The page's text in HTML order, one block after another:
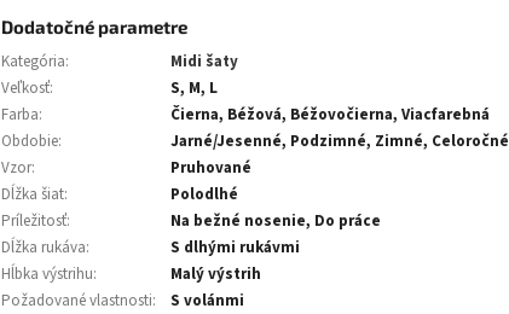
Dodatočné parametre
Kategória:
Midi šaty
Veľkosť:
S, M, L
Farba:
Čierna, Béžová, Béžovočierna, Viacfarebná
Obdobie:
Jarné/Jesenné, Podzimné, Zimné, Celoročné
Vzor:
Pruhované
Dĺžka šiat:
Polodlhé
Príležitosť:
Na bežné nosenie, Do práce
Dĺžka rukáva:
S dlhými rukávmi
Hĺbka výstrihu:
Malý výstrih
Požadované vlastnosti:
S volánmi